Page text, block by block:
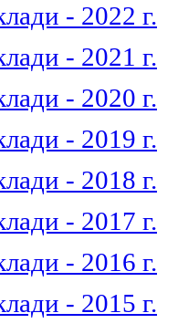
- 2022 г.
- 2021 г.
- 2020 г.
- 2019 г.
- 2018 г.
- 2017 г.
- 2016 г.
- 2015 г.